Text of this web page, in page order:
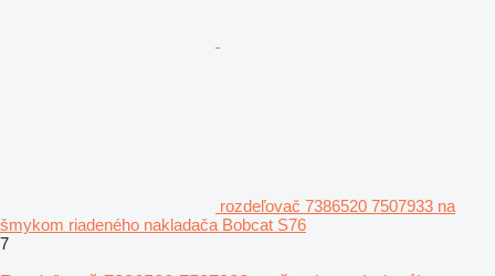
rozdeľovač 7386520 7507933 na
šmykom riadeného nakladača Bobcat S76
7